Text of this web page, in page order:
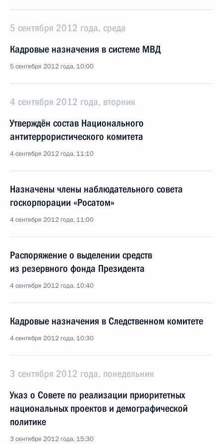
5 сентября 2012 года, среда
Кадровые назначения в системе МВД
5 сентября 2012 года, 10:00
4 сентября 2012 года, вторник
Утверждён состав Национального
антитеррористического комитета
4 сентября 2012 года, 11:10
Назначены члены наблюдательного совета
госкорпорации «Росатом»
4 сентября 2012 года, 11:00
Распоряжение о выделении средств
из резервного фонда Президента
4 сентября 2012 года, 10:40
Кадровые назначения в Следственном комитете
4 сентября 2012 года, 10:30
3 сентября 2012 года, понедельник
Указ о Совете по реализации приоритетных
национальных проектов и демографической
политике
3 сентября 2012 года, 15:30